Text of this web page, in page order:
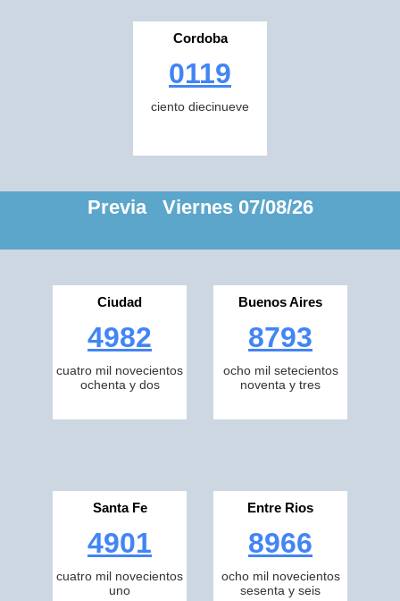
Cordoba
0119
ciento diecinueve
Previa Viernes 07/08/26
Ciudad
4982
cuatro mil novecientos
ochenta y dos
Buenos Aires
8793
ocho mil setecientos
noventa y tres
Santa Fe
4901
cuatro mil novecientos
uno
Entre Rios
8966
ocho mil novecientos
sesenta y seis